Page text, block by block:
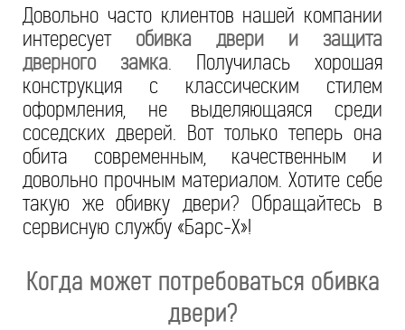
Довольно часто клиентов нашей компании
интересует обивка двери и защита
дверного замка. Получилась хорошая
конструкция с классическим стилем
оформления, не выделяющаяся среди
соседских дверей. Вот только теперь она
обита современным, качественным и
довольно прочным материалом. Хотите себе
такую же обивку двери? Обращайтесь в
сервисную службу «Барс-Х»!
Когда может потребоваться обивка
двери?